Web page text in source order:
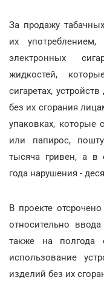
За продажу
их
электронных
жидкостей,
сигаретах,
без их сгорания
упаковках, которые
или папирос,
тысяча гривен, а в
года нарушения -
В проекте
относительно
также на полгода
использование
изделий без их